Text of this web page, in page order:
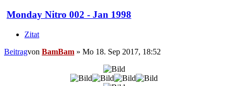
Monday Nitro 002 - Jan 1998
Zitat
Beitragvon BamBam » Mo 18. Sep 2017, 18:52